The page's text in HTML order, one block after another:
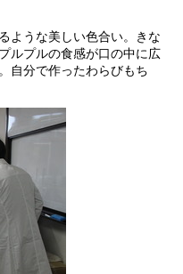
ような美しい色合い。きな
ルプルの食感が口の中に広
自分で作ったわらびもち